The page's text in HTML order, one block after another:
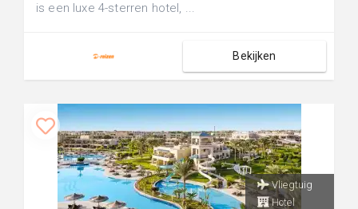
is een luxe 4-sterren hotel, ...
Bekijken
Vliegtuig
Hotel